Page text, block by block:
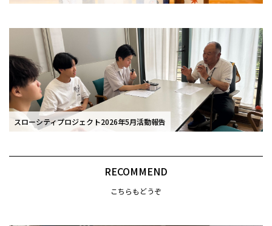
スローシティプロジェクト2026年5月活動報告
RECOMMEND
こちらもどうぞ